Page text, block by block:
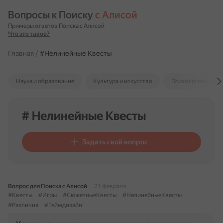
Вопросы к Поиску с Алисой
Примеры ответов Поиска с Алисой
Что это такое?
Главная / #Нелинейные Квесты
Наука и образование Культура и искусство Психология и
# Нелинейные Квесты
Задать свой вопрос
Вопрос для Поиска с Алисой
21 февраля
#Квесты
#Игры #СюжетныеКвесты
#НелинейныеКвесты
#Различия
#Геймдизайн